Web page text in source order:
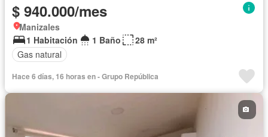
$ 940.000/mes
Manizales
1 Habitación
1 Baño
28 m²
Gas natural
Hace 6 días, 16 horas en - Grupo República